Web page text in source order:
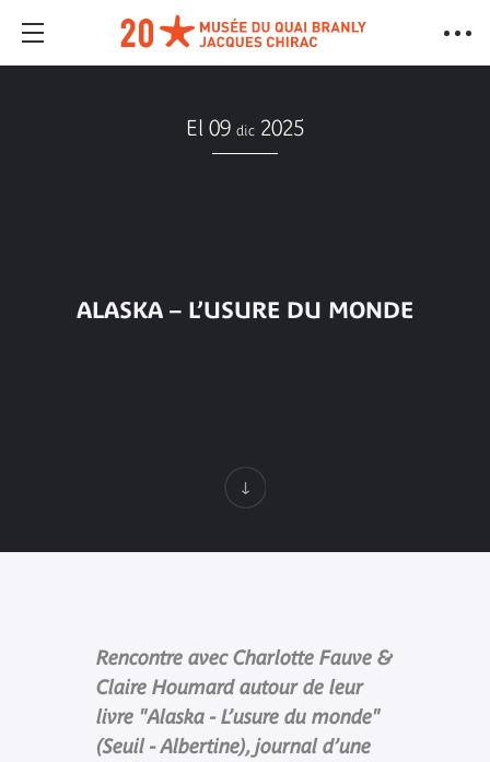
El 09 dic 2025
ALASKA – L’USURE DU MONDE
Rencontre avec Charlotte Fauve &
Claire Houmard autour de leur
livre "Alaska - L’usure du monde"
(Seuil - Albertine), journal d’une